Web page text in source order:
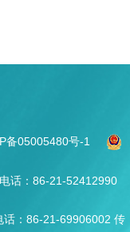
备05005480号-1
话：86-21-52412990
话：86-21-69906002 传